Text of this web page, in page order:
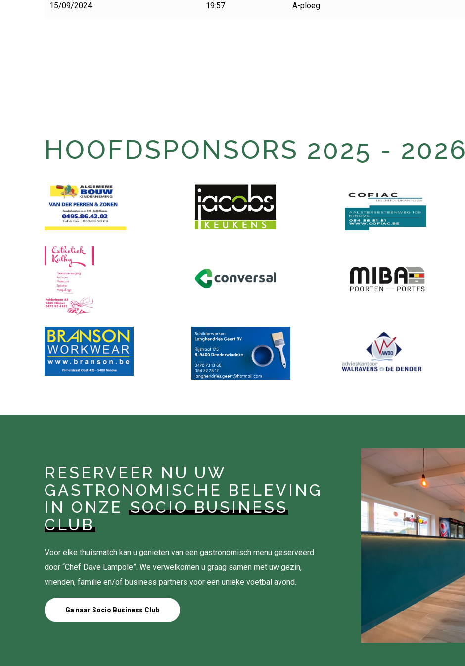
15/09/2024 19:57 A-ploeg
HOOFDSPONSORS 2025 - 2026
RESERVEER NU UW
GASTRONOMISCHE BELEVING
IN ONZESOCIO BUSINESS
CLUB
Voor elke thuismatch kan u genieten van een gastronomisch menu geserveerd
door “Chef Dave Lampole”. We verwelkomen u graag samen met uw gezin,
vrienden, familie en/of business partners voor een unieke voetbal avond.
Ga naar Socio Business Club